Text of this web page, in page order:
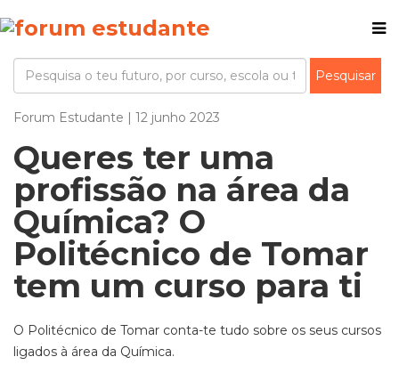
Forum Estudante | 12 junho 2023
Queres ter uma
profissão na área da
Química? O
Politécnico de Tomar
tem um curso para ti
O Politécnico de Tomar conta-te tudo sobre os seus cursos
ligados à área da Química.